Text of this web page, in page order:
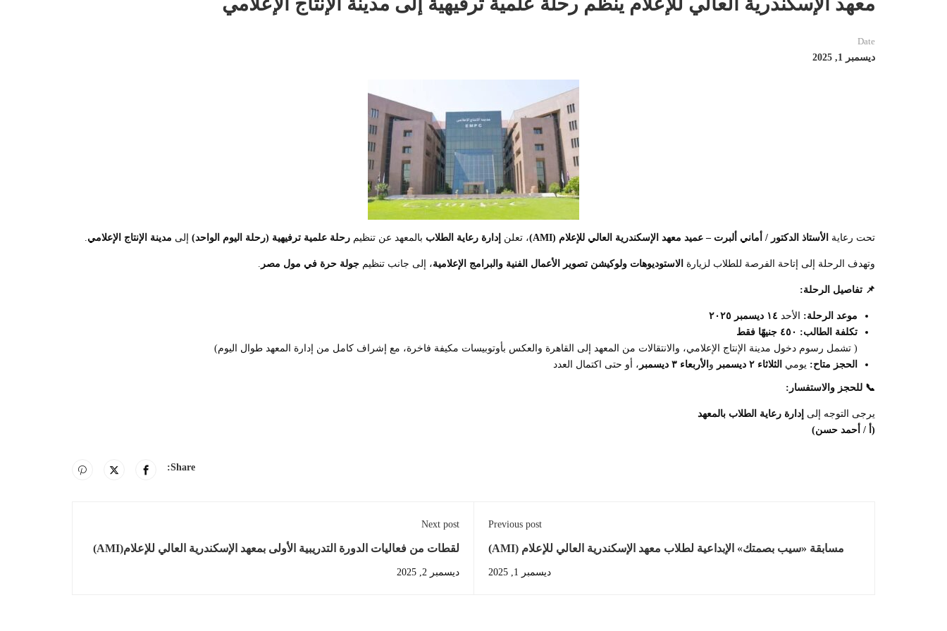
Date
ديسمبر 1, 2025
تحت رعاية الأستاذ الدكتور / أماني ألبرت – عميد معهد الإسكندرية العالي للإعلام (AMI) ، تعلن إدارة رعاية الطلاب بالمعهد عن تنظيم رحلة علمية ترفيهية (رحلة اليوم الواحد) إلى مدينة الإنتاج الإعلامي.
وتهدف الرحلة إلى إتاحة الفرصة للطلاب لزيارة الاستوديوهات ولوكيشن تصوير الأعمال الفنية والبرامج الإعلامية، إلى جانب تنظيم جولة حرة في مول مصر .
📌 تفاصيل الرحلة:
موعد الرحلة: الأحد ١٤ ديسمبر ٢٠٢٥
تكلفة الطالب: ٤٥٠ جنيهًا فقط
( تشمل رسوم دخول مدينة الإنتاج الإعلامي، والانتقالات من المعهد إلى القاهرة والعكس بأوتوبيسات مكيفة فاخرة، مع إشراف كامل من إدارة المعهد طوال اليوم)
الحجز متاح: يومي الثلاثاء ٢ ديسمبر و الأربعاء ٣ ديسمبر ، أو حتى اكتمال العدد
📞 للحجز والاستفسار :
يرجى التوجه إلى إدارة رعاية الطلاب بالمعهد
(أ / أحمد حسن)
Share:
Previous post
مسابقة «سيب بصمتك» الإبداعية لطلاب معهد الإسكندرية العالي للإعلام (AMI)
ديسمبر 1, 2025
Next post
لقطات من فعاليات الدورة التدريبية الأولى بمعهد الإسكندرية العالي للإعلام‎ ‎‎(AMI)‎
ديسمبر 2, 2025